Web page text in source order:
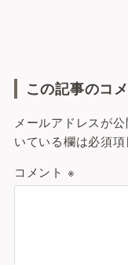
この記事のコ
メールアドレスが
いている欄は必須項
コメント ※